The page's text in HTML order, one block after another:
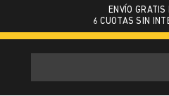
ENVÍO
6 CUOTAS SIN